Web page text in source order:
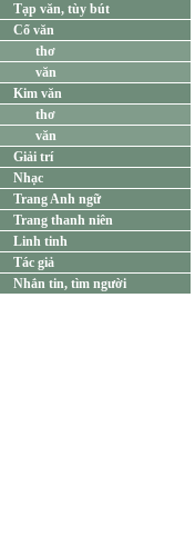
Tạp văn, tùy bút
Cổ văn
thơ
văn
Kim văn
thơ
văn
Giải trí
Nhạc
Trang Anh ngữ
Trang thanh niên
Linh tinh
Tác giả
Nhắn tin, tìm người